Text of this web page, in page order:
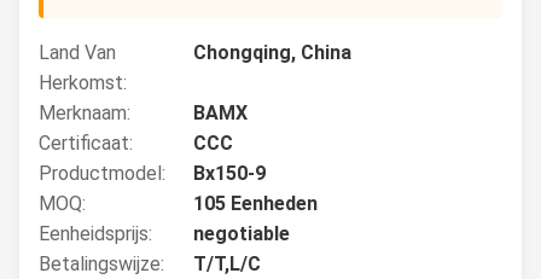
Land Van
Herkomst:
Chongqing, China
Merknaam:
BAMX
Certificaat:
CCC
Productmodel:
Bx150-9
MOQ:
105 Eenheden
Eenheidsprijs:
negotiable
Betalingswijze:
T/T,L/C